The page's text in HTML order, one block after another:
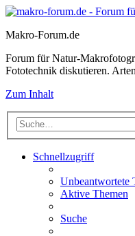
Makro-Forum.de
Forum für Natur-
Fototechnik diskutieren.
Zum Inhalt
Schnellzugriff
Unbeantwortete
Aktive Themen
Suche